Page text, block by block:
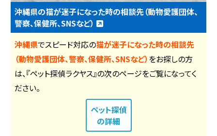
沖縄県の猫が迷子になった時の相談先（動物愛護団体、
警察、保健所、SNSなど）
沖縄県でスピード対応の猫が迷子になった時の相談先
（動物愛護団体、警察、保健所、SNSなど） をお探しの方
は、『ペット探偵ラクヤス』の次のページをご覧になってく
ださい。
ペット探偵
の詳細